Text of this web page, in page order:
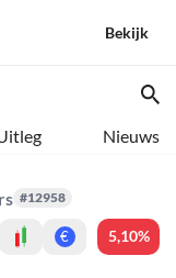
Bekijk
Nieuws
#12958
€ 5,10%